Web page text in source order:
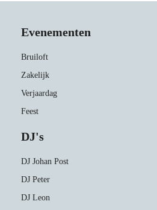
Evenementen
Bruiloft
Zakelijk
Verjaardag
Feest
DJ's
DJ Johan Post
DJ Peter
DJ Leon